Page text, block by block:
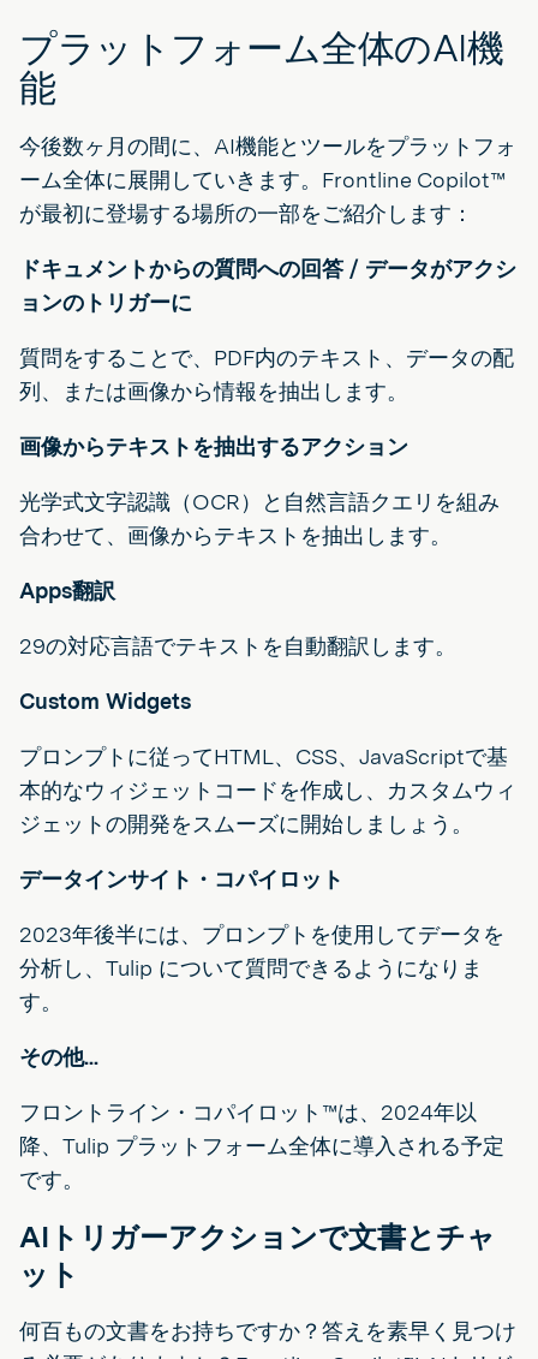
プラットフォーム全体のAI機
能
今後数ヶ月の間に、AI機能とツールをプラットフォ
ーム全体に展開していきます。Frontline Copilot™
が最初に登場する場所の一部をご紹介します：
ドキュメントからの質問への回答 / データがアクシ
ョンのトリガーに
質問をすることで、PDF内のテキスト、データの配
列、または画像から情報を抽出します。
画像からテキストを抽出するアクション
光学式文字認識（OCR）と自然言語クエリを組み
合わせて、画像からテキストを抽出します。
Apps翻訳
29の対応言語でテキストを自動翻訳します。
Custom Widgets
プロンプトに従ってHTML、CSS、JavaScriptで基
本的なウィジェットコードを作成し、カスタムウィ
ジェットの開発をスムーズに開始しましょう。
データインサイト・コパイロット
2023年後半には、プロンプトを使用してデータを
分析し、Tulip について質問できるようになりま
す。
その他...
フロントライン・コパイロット™は、2024年以
降、Tulip プラットフォーム全体に導入される予定
です。
AIトリガーアクションで文書とチャ
ット
何百もの文書をお持ちですか？答えを素早く見つけ